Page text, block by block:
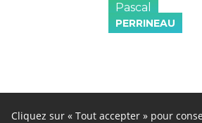
Pascal
PERRINEAU
Cliquez sur « Tout accepter » pour